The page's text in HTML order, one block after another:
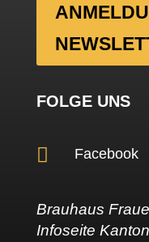
FOLGE UNS
 Facebook
Brauhaus
Infoseite